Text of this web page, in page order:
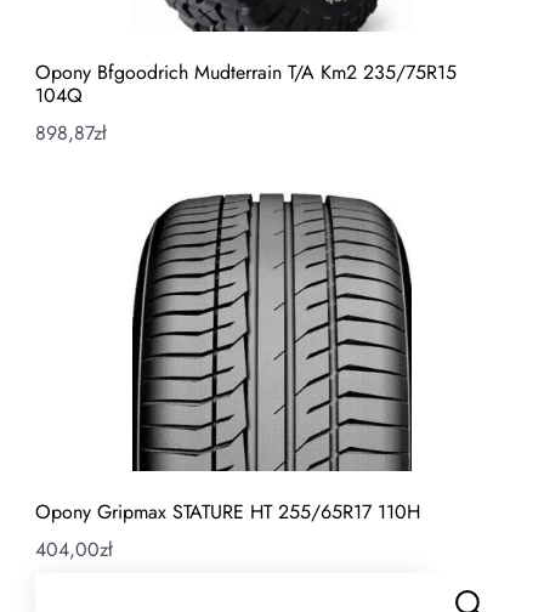
Opony Bfgoodrich Mudterrain T/A Km2 235/75R15
104Q
898,87zł
Opony Gripmax STATURE HT 255/65R17 110H
404,00zł